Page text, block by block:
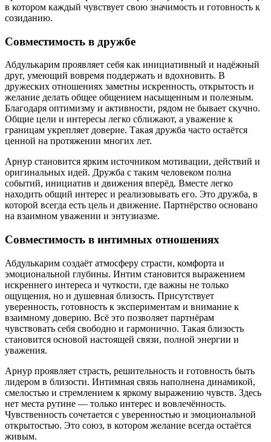
в котором каждый чувствует свою значимость и готовность к
созиданию.
Совместимость в дружбе
Абдулькарим проявляет себя как инициативный и надёжный
друг, умеющий вовремя поддержать и вдохновить. В
дружеских отношениях заметны искренность, открытость и
желание делать общее общением насыщенным и полезным.
Благодаря оптимизму и активности, рядом не бывает скучно.
Общие цели и интересы легко сближают, а уважение к
границам укрепляет доверие. Такая дружба часто остаётся
ценной на протяжении многих лет.
Арнур становится ярким источником мотивации, действий и
оригинальных идей. Дружба с таким человеком полна
событий, инициатив и движения вперёд. Вместе легко
находить общий интерес и реализовывать его. Это дружба, в
которой всегда есть цель и движение. Партнёрство основано
на взаимном уважении и энтузиазме.
Совместимость в интимных отношениях
Абдулькарим создаёт атмосферу страсти, комфорта и
эмоциональной глубины. Интим становится выражением
искреннего интереса и чуткости, где важны не только
ощущения, но и душевная близость. Присутствует
уверенность, готовность к экспериментам и внимание к
взаимному доверию. Всё это позволяет партнёрам
чувствовать себя свободно и гармонично. Такая близость
становится основой настоящей связи, полной энергии и
уважения.
Арнур проявляет страсть, решительность и готовность быть
лидером в близости. Интимная связь наполнена динамикой,
смелостью и стремлением к яркому выражению чувств. Здесь
нет места рутине — только интерес и вовлечённость.
Чувственность сочетается с уверенностью и эмоциональной
открытостью. Это союз, в котором желание всегда остаётся
живым.